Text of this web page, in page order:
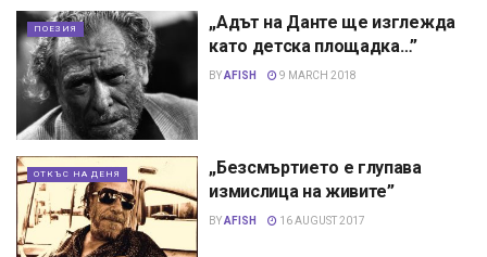
ПОЕЗИЯ
„Адът на Данте ще изглежда
като детска площадка…”
BYAFISH 9 MARCH 2018
ОТКЪС НА ДЕНЯ
„Безсмъртието е глупава
измислица на живите”
BYAFISH 16 AUGUST 2017